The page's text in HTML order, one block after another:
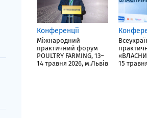
Конференції
Міжнародний
практичний форум
POULTRY FARMING, 13–
14 травня 2026, м.Львів
15